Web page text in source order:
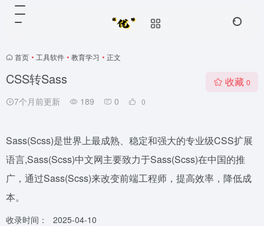
首页 • 工具软件 • 教育学习 • 正文
CSS转Sass
7个月前更新 189 0 0
收藏 0
Sass(Scss)是世界上最成熟、稳定和强大的专业级CSS扩展
语言,Sass(Scss)中文网主要致力于Sass(Scss)在中国的推
广，通过Sass(Scss)来改变前端工程师，提高效率，降低成
本。
收录时间：
2025-04-10